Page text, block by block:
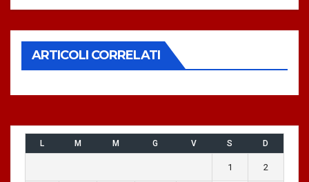
ARTICOLI CORRELATI
L M M G V S D
1 2